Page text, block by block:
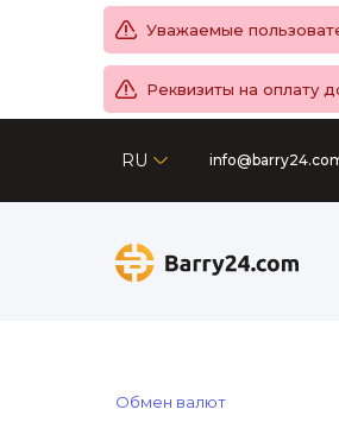
Уважаемые
Реквизиты на оплату
RU
Обмен валют